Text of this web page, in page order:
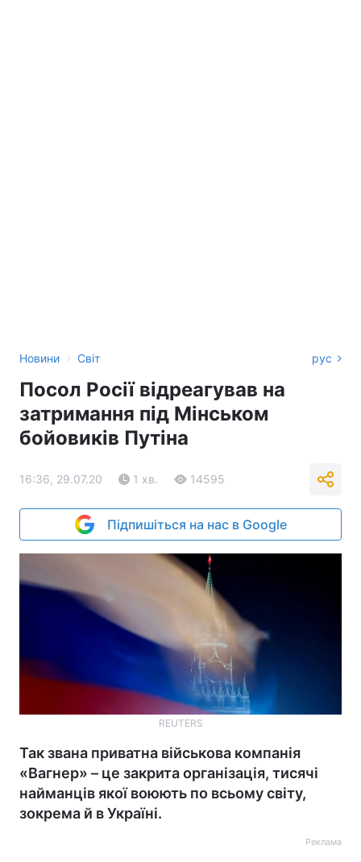
Новини › Світ рус
Посол Росії відреагував на
затримання під Мінськом
бойовиків Путіна
16:36, 29.07.20 1 хв. 14595
Підпишіться на нас в Google
REUTERS
Так звана приватна військова компанія
«Вагнер» – це закрита організація, тисячі
найманців якої воюють по всьому світу,
зокрема й в Україні.
Реклама